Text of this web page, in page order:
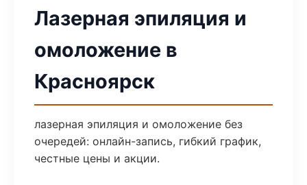
Лазерная эпиляция и
омоложение в
Красноярск
лазерная эпиляция и омоложение без
очередей: онлайн-запись, гибкий график,
честные цены и акции.